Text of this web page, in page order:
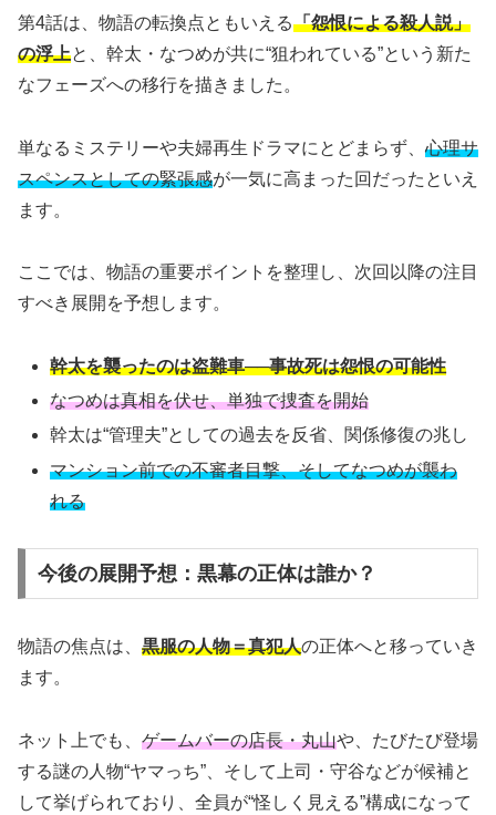
第4話は、物語の転換点ともいえる「怨恨による殺人説」
の浮上と、幹太・なつめが共に“狙われている”という新た
なフェーズへの移行を描きました。
単なるミステリーや夫婦再生ドラマにとどまらず、 心理サ
スペンスとしての緊張感が一気に高まった回だったといえ
ます。
ここでは、物語の重要ポイントを整理し、次回以降の注目
すべき展開を予想します。
幹太を襲ったのは盗難車──事故死は怨恨の可能性
なつめは真相を伏せ、単独で捜査を開始
幹太は“管理夫”としての過去を反省、関係修復の兆し
マンション前での不審者目撃、そしてなつめが襲わ
れる
今後の展開予想：黒幕の正体は誰か？
物語の焦点は、 黒服の人物＝真犯人の正体へと移っていき
ます。
ネット上でも、 ゲームバーの店長・丸山や、たびたび登場
する謎の人物“ヤマっち”、そして上司・守谷などが候補と
して挙げられており、全員が“怪しく見える”構成になって